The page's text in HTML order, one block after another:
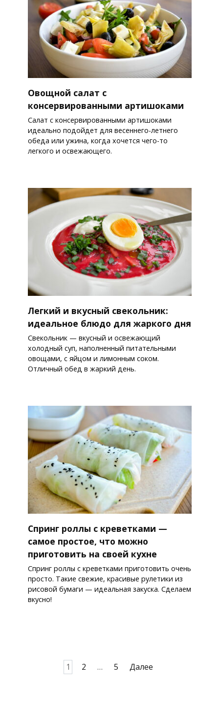
Овощной салат с
консервированными артишоками
Салат с консервированными артишоками
идеально подойдет для весеннего-летнего
обеда или ужина, когда хочется чего-то
легкого и освежающего.
Легкий и вкусный свекольник:
идеальное блюдо для жаркого дня
Свекольник — вкусный и освежающий
холодный суп, наполненный питательными
овощами, с яйцом и лимонным соком.
Отличный обед в жаркий день.
Спринг роллы с креветками —
самое простое, что можно
приготовить на своей кухне
Спринг роллы с креветками приготовить очень
просто. Такие свежие, красивые рулетики из
рисовой бумаги — идеальная закуска. Сделаем
вкусно!
1 2 … 5 Далее